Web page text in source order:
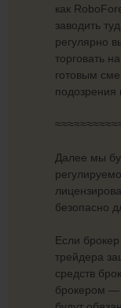
как
заводить
регулярно
торговать
готовым
подозрения
Далее мы
безопасно
Если
трейдера
средств
брокером —